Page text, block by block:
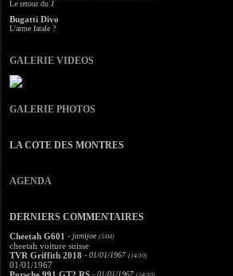
Le retour du J
Bugatti Divo
L'arme fatale ?
GALERIE VIDEOS
GALERIE PHOTOS
LA COTE DES MONTRES
AGENDA
DERNIERS COMMENTAIRES
Cheetah G601 - jamijoe (5/04)
cheetah voiture suisse
TVR Griffith 2018 - 01/01/1967 (14/10)
01/01/1967
- 01/01/1967